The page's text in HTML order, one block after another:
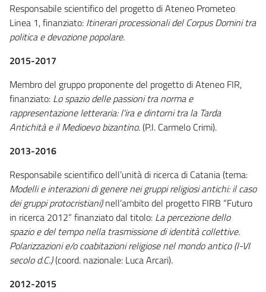
Responsabile scientifico del progetto di Ateneo Prometeo
Linea 1, finanziato: Itinerari processionali del Corpus Domini tra
politica e devozione popolare.
2015-2017
Membro del gruppo proponente del progetto di Ateneo FIR,
finanziato: Lo spazio delle passioni tra norma e
rappresentazione letteraria: l'ira e dintorni tra la Tarda
Antichità e il Medioevo bizantino. (P.I. Carmelo Crimi).
2013-2016
Responsabile scientifico dell’unità di ricerca di Catania (tema:
Modelli e interazioni di genere nei gruppi religiosi antichi: il caso
dei gruppi protocristiani)nell’ambito del progetto FIRB “Futuro
in ricerca 2012” finanziato dal titolo: La percezione dello
spazio e del tempo nella trasmissione di identità collettive.
Polarizzazioni e/o coabitazioni religiose nel mondo antico (I-VI
secolo d.C.)(coord. nazionale: Luca Arcari).
2012-2015